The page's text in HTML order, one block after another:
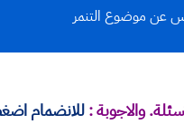
عن موضوع التنمر
والاجوبة :للانضمام